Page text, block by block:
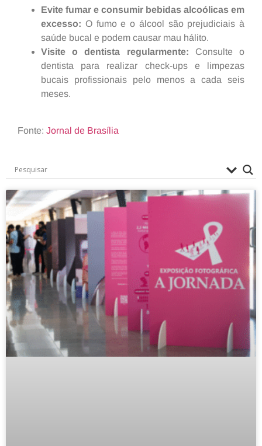
Evite fumar e consumir bebidas alcoólicas em
excesso: O fumo e o álcool são prejudiciais à
saúde bucal e podem causar mau hálito.
Visite o dentista regularmente: Consulte o
dentista para realizar check-ups e limpezas
bucais profissionais pelo menos a cada seis
meses.
Fonte: Jornal de Brasília